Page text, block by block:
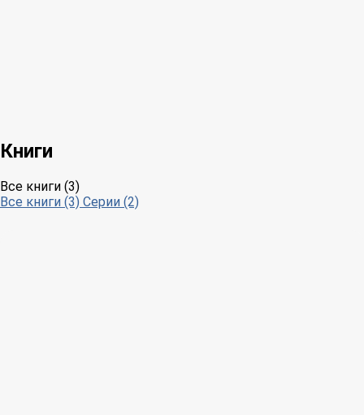
Книги
Все книги (3)
Все книги (3) Серии (2)